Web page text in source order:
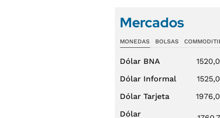
Mercados
MONEDAS BOLSAS
Dólar BNA
Dólar Informal
Dólar Tarjeta
Dólar